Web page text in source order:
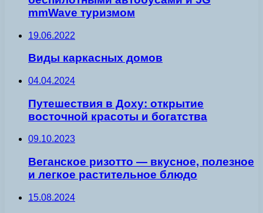
mmWave туризмом
19.06.2022
Виды каркасных домов
04.04.2024
Путешествия в Доху: открытие
восточной красоты и богатства
09.10.2023
Веганское ризотто — вкусное, полезное
и легкое растительное блюдо
15.08.2024